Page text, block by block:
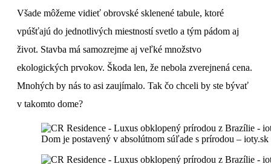
Všade môžeme vidieť obrovské sklenené tabule, ktoré
vpúšťajú do jednotlivých miestností svetlo a tým pádom aj
život. Stavba má samozrejme aj veľké množstvo
ekologických prvokov. Škoda len, že nebola zverejnená cena.
Mnohých by nás to asi zaujímalo. Tak čo chceli by ste bývať
v takomto dome?
Dom je postavený v absolútnom súľade s prírodou – ioty.sk